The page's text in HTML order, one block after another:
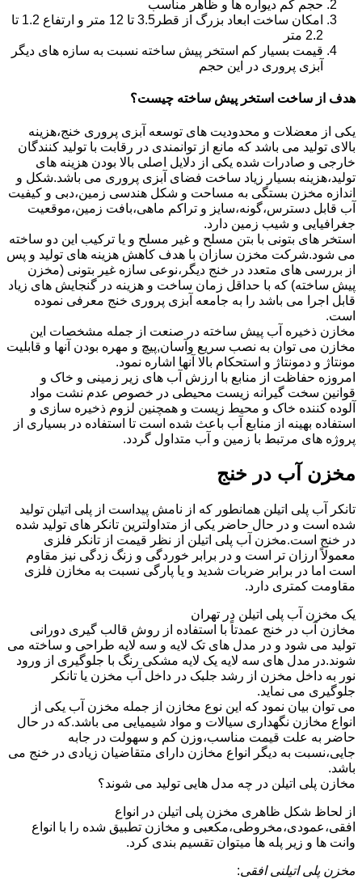
حجم کم دیواره ها و ظاهر مناسب
امکان ساخت ابعاد بزرگ از قطر3.5 تا 12 متر و ارتفاع 1.2 تا
2.2 متر
قیمت بسیار کم استخر پیش ساخته نسبت به سازه های دیگر
آبزی پروری در این حجم
هدف از ساخت استخر پیش ساخته چیست؟
یکی از معضلات و محدودیت های توسعه آبزی پروری خنج،هزینه
بالای تولید می باشد که مانع از توانمندی در رقابت با تولید کنندگان
خارجی و صادرات شده یکی از دلایل اصلی بالا بودن هزینه های
تولید،هزینه بسیار زیاد ساخت فضای آبزی پروری می باشد.شکل و
اندازه مخزن بستگی به مساحت و شکل هندسی زمین،دبی و کیفیت
آب قابل دسترس،گونه،سایز و تراکم ماهی،بافت زمین،موقعیت
جغرافیایی و شیب زمین دارد.
استخر های بتونی با بتن مسلح و غیر مسلح و یا ترکیب این دو ساخته
می شود.شرکت مخزن سازان با هدف کاهش هزینه های تولید و پس
از بررسی های متعدد در خنج دیگر،نوعی سازه غیر بتونی (مخزن
پیش ساخته) که با حداقل زمان ساخت و هزینه در گنجایش های زیاد
قابل اجرا می باشد را به جامعه آبزی پروری خنج معرفی نموده
است.
مخازن ذخیره آب پیش ساخته در صنعت از جمله مشخصات این
مخازن می توان به نصب سریع وآسان,پیچ و مهره بودن آنها و قابلیت
مونتاژ و دمونتاژ و استحکام بالا آنها اشاره نمود.
امروزه حفاظت از منابع با ارزش آب های زیر زمینی و خاک و
قوانین سخت گیرانه زیست محیطی در خصوص عدم نشت مواد
آلوده کننده خاک و محیط زیست و همچنین لزوم ذخیره سازی و
استفاده بهینه از منابع آب باعث شده است تا استفاده در بسیاری از
پروژه های مرتبط با زمین و آب متداول گردد.
مخزن آب در خنج
تانکر آب پلی اتیلن همانطور که از نامش پیداست از پلی اتیلن تولید
شده است و در حال حاضر یکی از متداولترین تانکر های تولید شده
در خنج است.مخزن آب پلی اتیلن از نظر قیمت از تانکر فلزی
معمولاً ارزان تر است و در برابر خوردگی و زنگ زدگی نیز مقاوم
است اما در برابر ضربات شدید و یا پارگی نسبت به مخازن فلزی
مقاومت کمتری دارد.
یک مخزن آب پلی اتیلن در تهران
مخازن آب در خنج عمدتاً با استفاده از روش قالب گیری دورانی
تولید می شود و در مدل های تک لایه و سه لایه طراحی و ساخته می
شوند.در مدل های سه لایه یک لایه مشکی رنگ با جلوگیری از ورود
نور به داخل مخزن از رشد جلبک در داخل آب مخزن یا تانکر
جلوگیری می نماید.
می توان بیان نمود که این نوع مخازن از جمله مخزن آب یکی از
انواع مخازن نگهداری سیالات و مواد شیمیایی می باشد.که در حال
حاضر به علت قیمت مناسب،وزن کم و سهولت در جابه
جایی،نسبت به دیگر انواع مخازن دارای متقاضیان زیادی در خنج می
باشد.
مخازن پلی اتیلن در چه مدل هایی تولید می شوند؟
از لحاظ شکل ظاهری مخزن پلی اتیلن در انواع
افقی،عمودی،مخروطی،مکعبی و مخازن تطبیق شده را با انواع
وانت ها و زیر پله ها میتوان تقسیم بندی کرد.
مخزن پلی اتیلنی افقی: